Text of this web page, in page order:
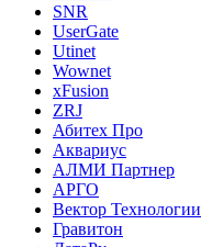
SNR
UserGate
Utinet
Wownet
xFusion
ZRJ
Абитех Про
Аквариус
АЛМИ Партнер
АРГО
Вектор Технологии
Гравитон